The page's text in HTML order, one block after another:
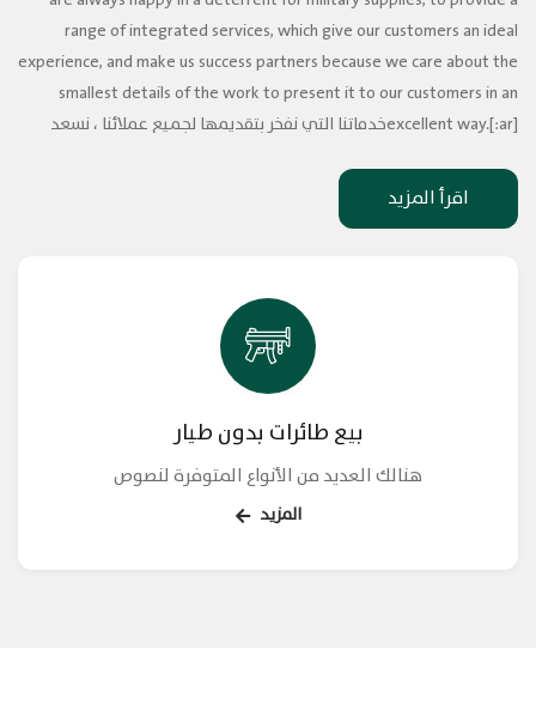
range of integrated services, which give our customers an ideal
experience, and make us success partners because we care about the
smallest details of the work to present it to our customers in an
excellent way.[:ar]خدماتنا التي نفخر بتقديمها لجميع عملائنا ، نسعد
المتكاملة ، والتي تمنح عملائنا تجربة مثالية ، وتجعلنا شركاء نجاح لأننا نهتم
بأصغر تفاصيل العمل لتقديمه لعملائنا بشكل ممتاز.[:]
اقرأ المزيد
بيع طائرات بدون طيار
هنالك العديد من الأنواع المتوفرة لنصوص
المزيد